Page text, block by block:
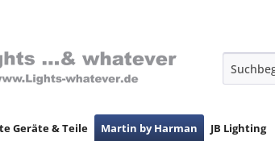
Geräte & Teile Martin by Harman JB Lighting